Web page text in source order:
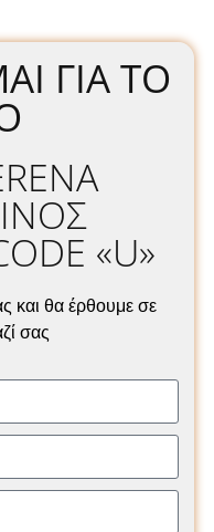
ΓΙΑ ΤΟ
«U»
και θα έρθουμε σε
σας